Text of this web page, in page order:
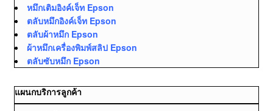
หมึกเติมอิงค์เจ็ท Epson
ตลับหมึกอิงค์เจ็ท Epson
ตลับผ้าหมึก Epson
ผ้าหมึกเครื่องพิมพ์สลิป Epson
ตลับซับหมึก Epson
แผนกบริการลูกค้า